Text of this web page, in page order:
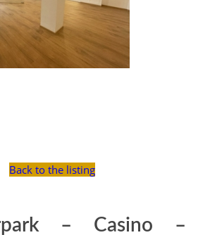
Back to the listing
– Casino –